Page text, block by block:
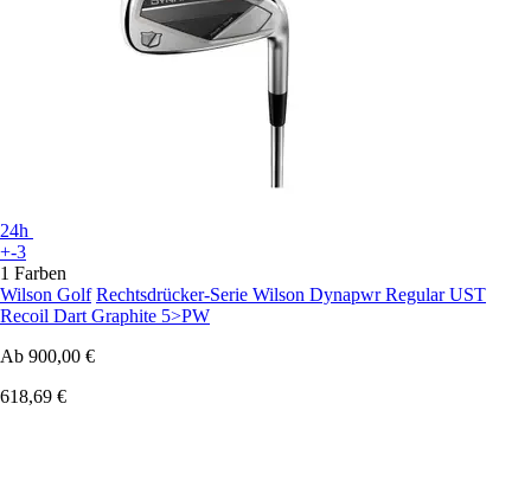
24h
+-3
1 Farben
Wilson Golf Rechtsdrücker-Serie Wilson Dynapwr Regular UST
Recoil Dart Graphite 5>PW
Ab 900,00 €
618,69 €